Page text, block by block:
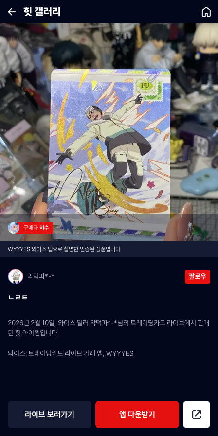
힛 갤러리
구매자 하수
WYYYES 와이스 앱으로 촬영한 인증된 상품입니다
악덕파*-* 팔로우
ㄴㄹㅌ
2026년 2월 10일, 와이스 딜러 악덕파*-*님의 트레이딩카드 라이브에서 판매
된 힛 아이템입니다.
와이스: 트레이딩카드 라이브 거래 앱, WYYYES
라이브 보러가기 앱 다운받기